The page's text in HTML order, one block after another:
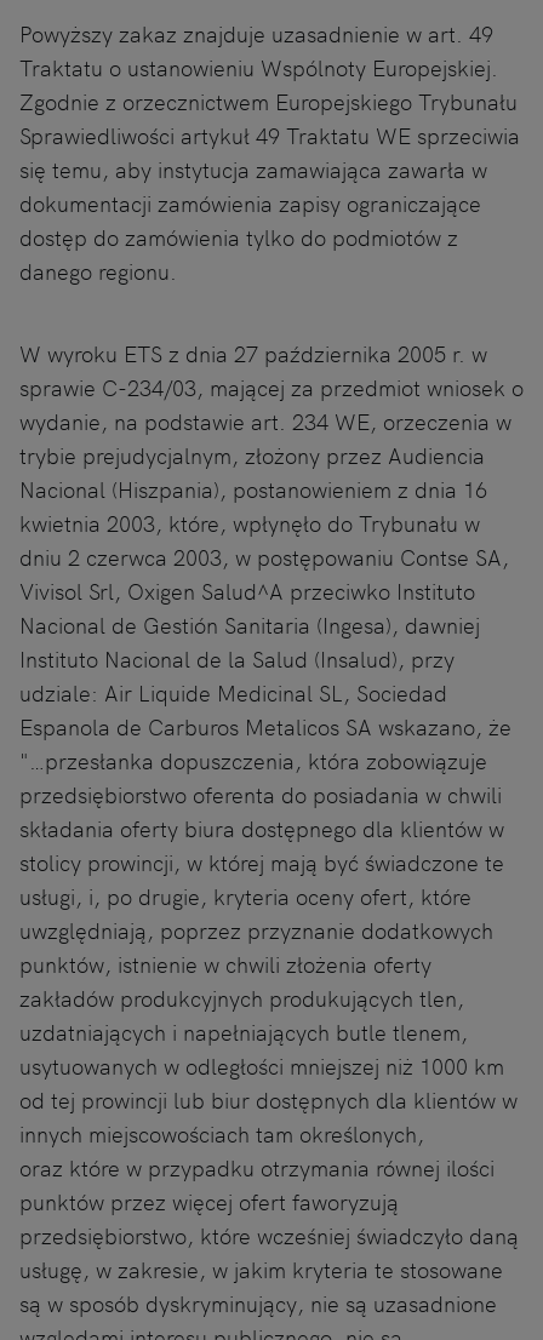
Powyższy zakaz znajduje uzasadnienie w art. 49
Traktatu o ustanowieniu Wspólnoty Europejskiej.
Zgodnie z orzecznictwem Europejskiego Trybunału
Sprawiedliwości artykuł 49 Traktatu WE sprzeciwia
się temu, aby instytucja zamawiająca zawarła w
dokumentacji zamówienia zapisy ograniczające
dostęp do zamówienia tylko do podmiotów z
danego regionu.
W wyroku ETS z dnia 27 października 2005 r. w
sprawie C-234/03, mającej za przedmiot wniosek o
wydanie, na podstawie art. 234 WE, orzeczenia w
trybie prejudycjalnym, złożony przez Audiencia
Nacional (Hiszpania), postanowieniem z dnia 16
kwietnia 2003, które, wpłynęło do Trybunału w
dniu 2 czerwca 2003, w postępowaniu Contse SA,
Vivisol Srl, Oxigen Salud^A przeciwko Instituto
Nacional de Gestión Sanitaria (Ingesa), dawniej
Instituto Nacional de la Salud (Insalud), przy
udziale: Air Liquide Medicinal SL, Sociedad
Espanola de Carburos Metalicos SA wskazano, że
"…przesłanka dopuszczenia, która zobowiązuje
przedsiębiorstwo oferenta do posiadania w chwili
składania oferty biura dostępnego dla klientów w
stolicy prowincji, w której mają być świadczone te
usługi, i, po drugie, kryteria oceny ofert, które
uwzględniają, poprzez przyznanie dodatkowych
punktów, istnienie w chwili złożenia oferty
zakładów produkcyjnych produkujących tlen,
uzdatniających i napełniających butle tlenem,
usytuowanych w odległości mniejszej niż 1000 km
od tej prowincji lub biur dostępnych dla klientów w
innych miejscowościach tam określonych,
oraz które w przypadku otrzymania równej ilości
punktów przez więcej ofert faworyzują
przedsiębiorstwo, które wcześniej świadczyło daną
usługę, w zakresie, w jakim kryteria te stosowane
są w sposób dyskryminujący, nie są uzasadnione